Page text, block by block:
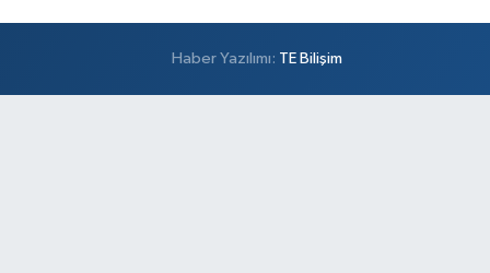
Haber Yazılımı: TE Bilişim